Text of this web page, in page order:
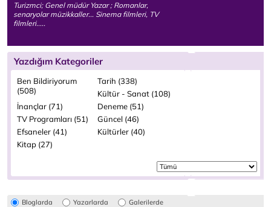
Turizmci; Genel müdür Yazar ; Romanlar,
senaryolar müzikkaller... Sinema filmleri, TV
filmleri.....
Yazdığım Kategoriler
Ben Bildiriyorum
(508)
Tarih (338)
Kültür - Sanat (108)
İnançlar (71)
Deneme (51)
TV Programları (51)
Güncel (46)
Efsaneler (41)
Kültürler (40)
Kitap (27)
Bloglarda Yazarlarda Galerilerde